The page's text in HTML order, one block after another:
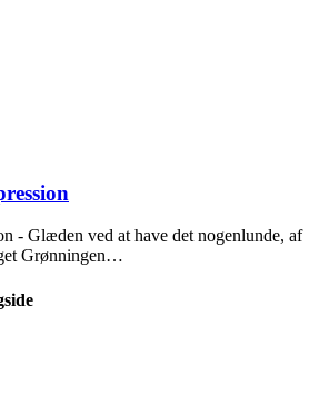
- Glæden ved at have det nogenlunde, af
Grønningen…